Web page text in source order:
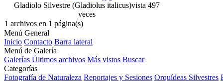
Gladiolo Silvestre (Gladiolus italicus)vista 497
veces
1 archivos en 1 página(s)
Menú General
Inicio Contacto Barra lateral
Menú de Galería
Galerías Últimos archivos Más vistos Buscar
Categorías
Fotografía de Naturaleza Reportajes y Sesiones Orquídeas Silvestres